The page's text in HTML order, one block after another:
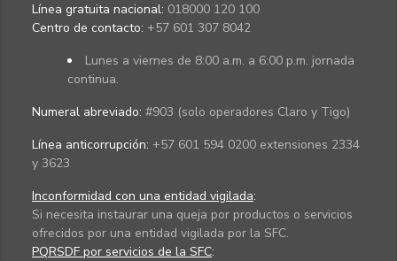
Línea gratuita nacional: 018000 120 100
Centro de contacto: +57 601 307 8042
Lunes a viernes de 8:00 a.m. a 6:00 p.m. jornada
continua.
Numeral abreviado: #903 (solo operadores Claro y Tigo)
Línea anticorrupción: +57 601 594 0200 extensiones 2334
y 3623
Inconformidad con una entidad vigilada:
Si necesita instaurar una queja por productos o servicios
ofrecidos por una entidad vigilada por la SFC.
PQRSDF por servicios de la SFC: